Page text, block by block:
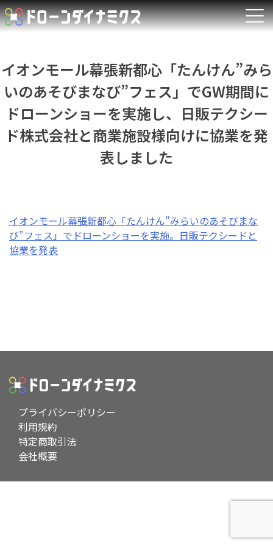
Skip
to
イオンモール幕張新都心「たんけん”みら
いのあそびまなび”フェス」でGW期間に
ドローンショーを実施し、日販テクシー
ド株式会社と商業施設様向けに協業を発
表しました
イオンモール幕張新都心「たんけん”みらいのあそびまな
び”フェス」でドローンショーを実施。日販テクシードと
協業を発表
プライバシーポリシー
利用規約
特定商取引法
会社概要